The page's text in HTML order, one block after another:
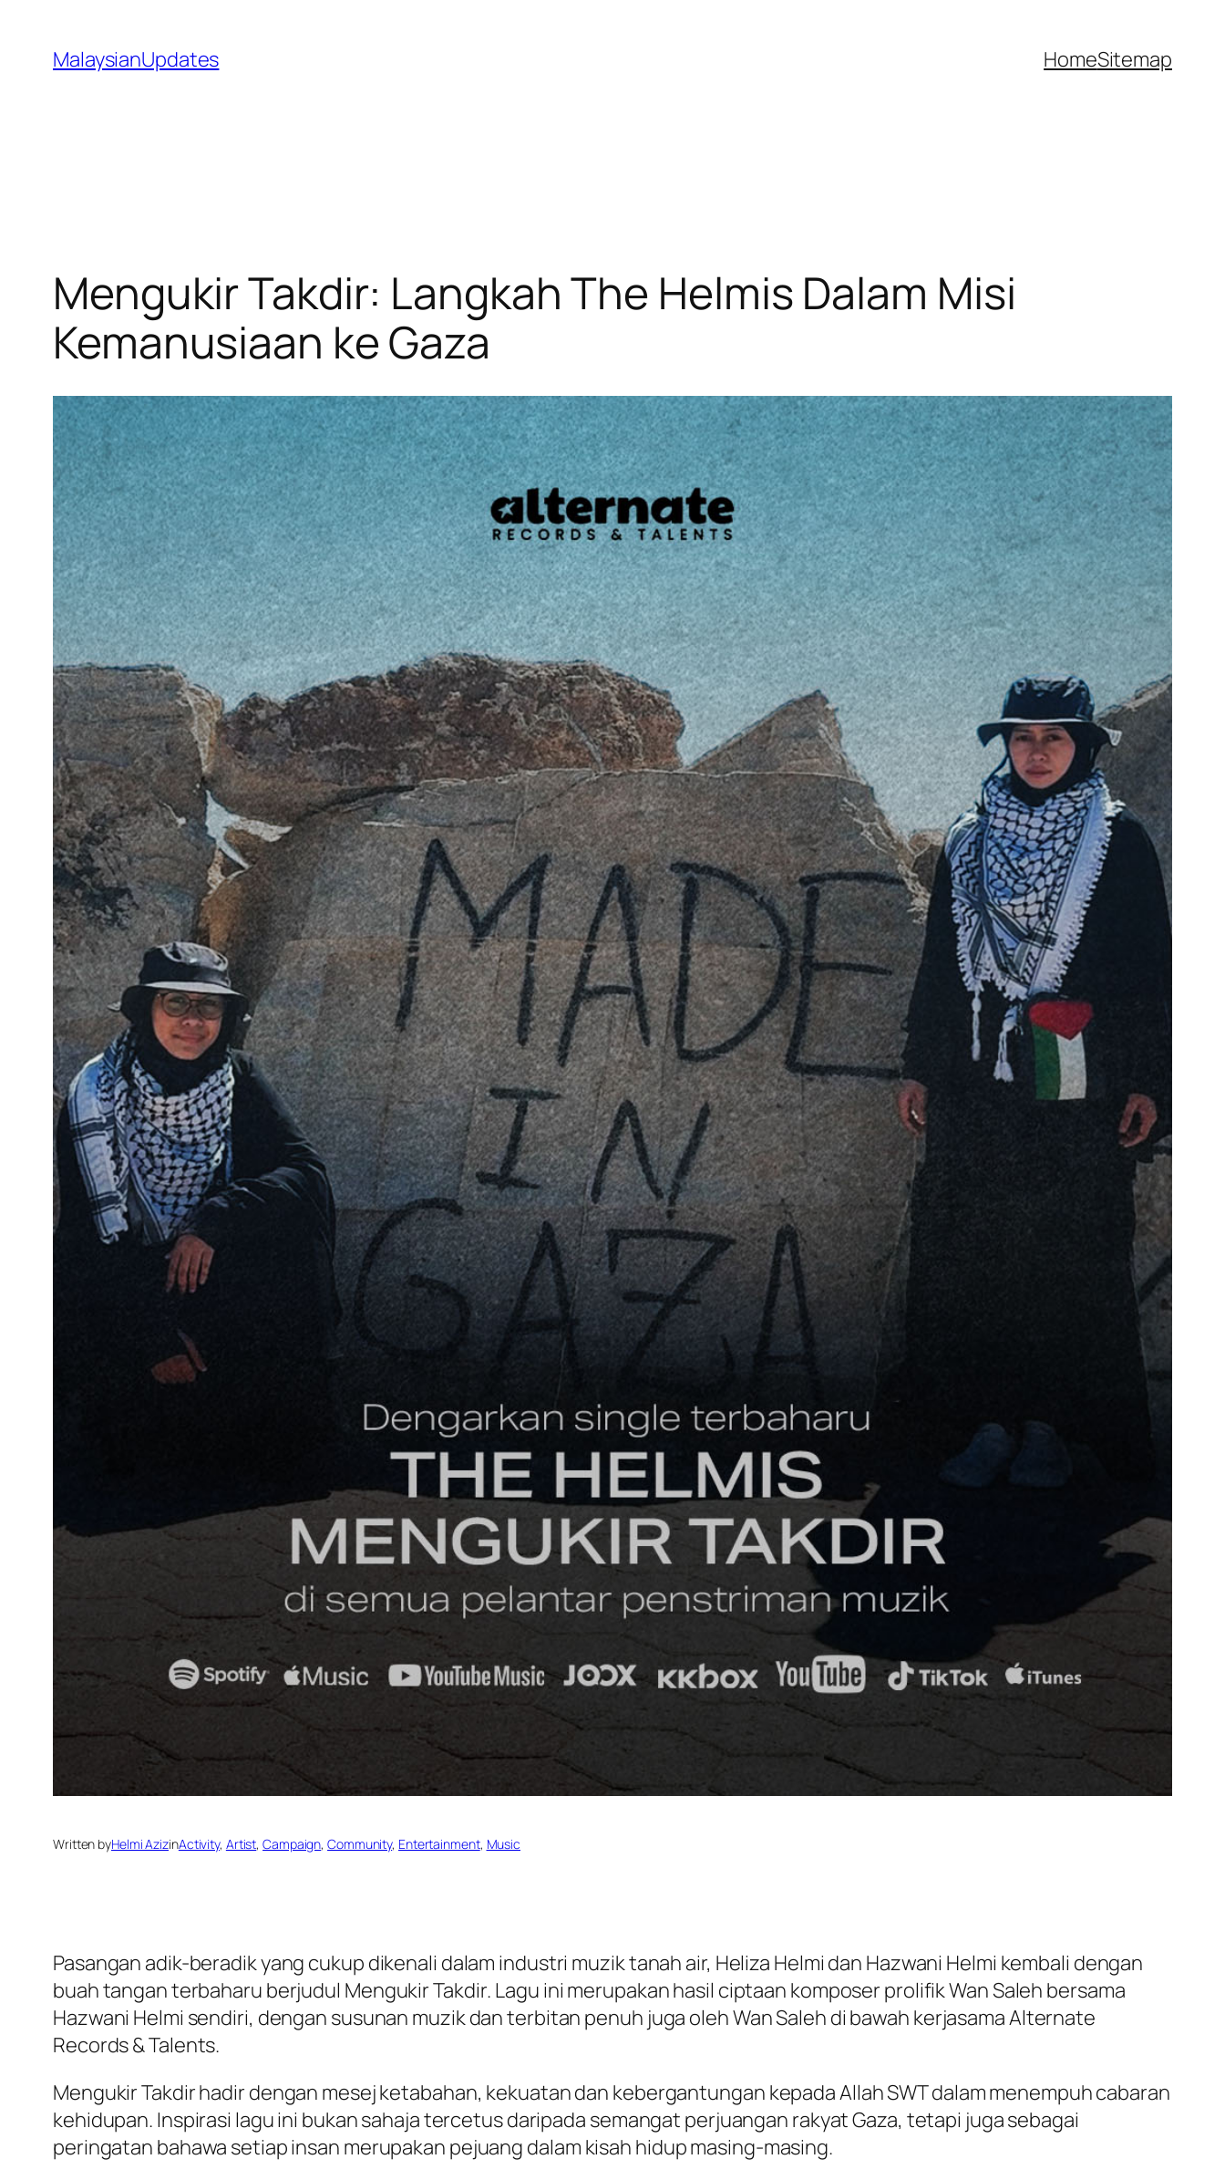
content
MalaysianUpdates HomeSitemap
Mengukir Takdir: Langkah The Helmis Dalam Misi
Kemanusiaan ke Gaza
Written byHelmi AzizinActivity, Artist, Campaign, Community, Entertainment, Music
Pasangan adik-beradik yang cukup dikenali dalam industri muzik tanah air, Heliza Helmi dan Hazwani Helmi kembali dengan
buah tangan terbaharu berjudul Mengukir Takdir. Lagu ini merupakan hasil ciptaan komposer prolifik Wan Saleh bersama
Hazwani Helmi sendiri, dengan susunan muzik dan terbitan penuh juga oleh Wan Saleh di bawah kerjasama Alternate
Records & Talents.
Mengukir Takdirhadir dengan mesej ketabahan, kekuatan dan kebergantungan kepada Allah SWT dalam menempuh cabaran
kehidupan. Inspirasi lagu ini bukan sahaja tercetus daripada semangat perjuangan rakyat Gaza, tetapi juga sebagai
peringatan bahawa setiap insan merupakan pejuang dalam kisah hidup masing-masing.